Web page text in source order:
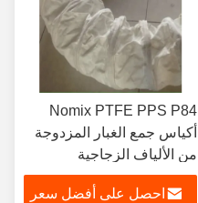
Nomix PTFE PPS P84
أكياس جمع الغبار المزدوجة
من الألياف الزجاجية
احصل على أفضل سعر